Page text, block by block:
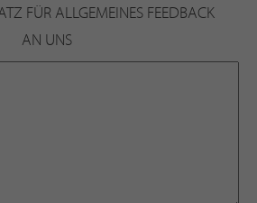
FÜR ALLGEMEINES FEEDBACK
AN UNS